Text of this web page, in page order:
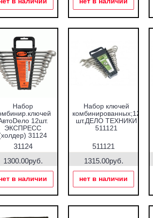
Набор
12шт.
ЭКСПРЕСС
31124
31124
1300.00руб.
в наличии
Набор ключей
комбинированных;12
шт.ДЕЛО ТЕХНИКИ
511121
511121
1315.00руб.
нет в наличии